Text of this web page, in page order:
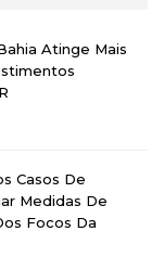
Atinge Mais
Casos De
Medidas De
Focos Da